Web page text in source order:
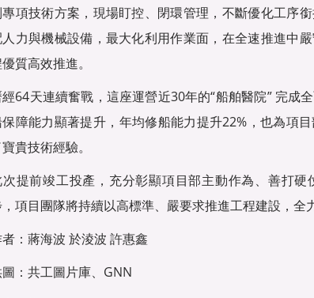
項技術方案，現場盯控、閉環管理，不斷優化工序
力與機械設備，最大化利用作業面，在全速推進中
質高效推進。
64天連續奮戰，這座運營近30年的“船舶醫院” 完成
障能力顯著提升，年均修船能力提升22%，也為項
貴技術經驗。
提前竣工投產，充分彰顯項目部主動作為、善打
項目團隊將持續以高標準、嚴要求推進工程建設，全
：蔣海波 於淩波 許惠鑫
：共工圖片庫、GNN